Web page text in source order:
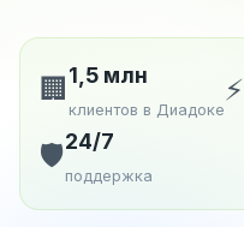
🏢 1,5 млн
клиентов в Диадоке
⚡
🛡️24/7
поддержка